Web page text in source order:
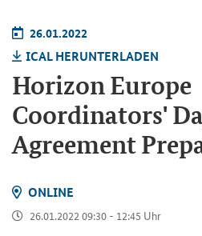
26.01.2022
ICAL HER­UN­TER­LA­DEN
Horizon Europe
Coordinators'
Agreement
ON­LINE
26.01.2022 09:30 - 12:45 Uhr